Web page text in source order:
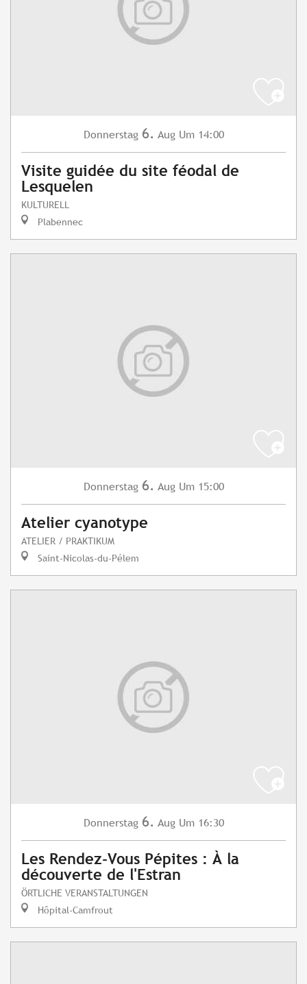
Donnerstag 6. Aug Um 14:00
Visite guidée du site féodal de
Lesquelen
KULTURELL
Plabennec
Donnerstag 6. Aug Um 15:00
Atelier cyanotype
ATELIER / PRAKTIKUM
Saint-Nicolas-du-Pélem
Donnerstag 6. Aug Um 16:30
Les Rendez-Vous Pépites : À la
découverte de l'Estran
ÖRTLICHE VERANSTALTUNGEN
Hôpital-Camfrout